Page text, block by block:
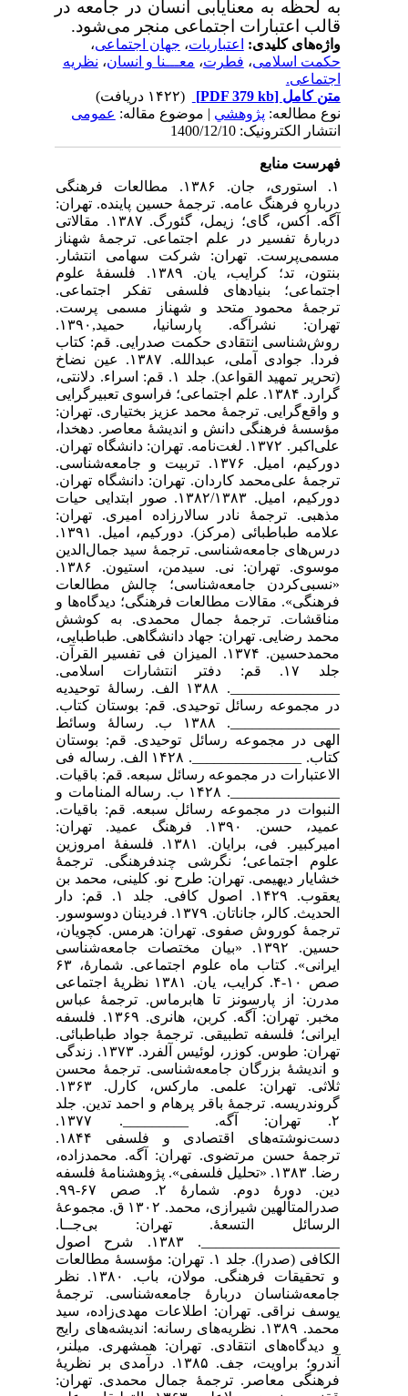
به لحظه به معنایابی انسان در جامعه در
قالب اعتبارات اجتماعی منجر می‌شود.
واژه‌های کلیدی:اعتباریات،جهان اجتماعی،
حکمت اسلامی،فطرت،معـــنا و انسان،نظریه
اجتماعی.
متن کامل[PDF 379 kb]
نوع مطالعه:پژوهشي| موضوع مقاله:عمومى
انتشار الکترونیک: 1400/12/10
فهرست منابع
۱. استوری، جان. ۱۳۸۶. مطالعات فرهنگی
درباره فرهنگ عامه. ترجمۀ حسین پاینده. تهران:
آگه. اُکس، گای؛ زیمل، گئورگ. ۱۳۸۷. مقالاتی
دربارۀ تفسیر در علم اجتماعی. ترجمۀ شهناز
مسمی‌پرست. تهران: شرکت سهامی انتشار.
بنتون، تد؛ کرایب، یان. ۱۳۸۹. فلسفۀ علوم
اجتماعی؛ بنیادهای فلسفی تفکر اجتماعی.
ترجمۀ محمود متحد و شهناز مسمی پرست.
تهران: نشرآگه. پارسانیا، حمید,۱۳۹۰.
روش‌شناسی انتقادی حکمت صدرایی. قم: کتاب
فردا. جوادی آملی، عبدالله. ۱۳۸۷. عین نضاخ
(تحریر تمهید القواعد). جلد ۱. قم: اسراء. دلانتی،
گرارد. ۱۳۸۴. علم اجتماعی؛ فراسوی تعبیرگرایی
و واقع‌گرایی. ترجمۀ محمد عزیز بختیاری. تهران:
مؤسسۀ فرهنگی دانش و اندیشۀ معاصر. دهخدا،
علی‌اکبر. ۱۳۷۲. لغت‌نامه. تهران: دانشگاه تهران.
دورکیم، امیل. ۱۳۷۶. تربیت و جامعه‌شناسی.
ترجمۀ علی‌محمد کاردان. تهران: دانشگاه تهران.
دورکیم، امیل. ۱۳۸۲/۱۳۸۳. صور ابتدایی حیات
مذهبی. ترجمۀ نادر سالارزاده امیری. تهران:
علامه طباطبائی (مرکز). دورکیم، امیل. ۱۳۹۱.
درس‌های جامعه‌شناسی. ترجمۀ سید جمال‌الدین
موسوی. تهران: نی. سیدمن، استیون. ۱۳۸۶.
«نسبی‌کردن جامعه‌شناسی؛ چالش مطالعات
فرهنگی». مقالات مطالعات فرهنگی؛ دیدگاه‌ها و
مناقشات. ترجمۀ جمال محمدی. به کوشش
محمد رضایی. تهران: جهاد دانشگاهی. طباطبایی،
محمدحسین. ۱۳۷۴. المیزان فی تفسیر القرآن.
جلد ۱۷. قم: دفتر انتشارات اسلامی.
_______________. ۱۳۸۸ الف. رسالۀ توحیدیه
در مجموعه رسائل توحیدی. قم: بوستان کتاب.
_______________. ۱۳۸۸ ب. رسالۀ وسائط
الهی در مجموعه رسائل توحیدی. قم: بوستان
کتاب. _______________. ۱۴۲۸ الف. رساله فی
الاعتبارات در مجموعه رسائل سبعه. قم: باقیات.
_______________. ۱۴۲۸ ب. رساله المنامات و
النبوات در مجموعه رسائل سبعه. قم: باقیات.
عمید، حسن. ۱۳۹۰. فرهنگ عمید. تهران:
امیرکبیر. فی، برایان. ۱۳۸۱. فلسفهٔ امروزین
علوم اجتماعی؛ نگرشی چندفرهنگی. ترجمۀ
خشایار دیهیمی. تهران: طرح نو. کلینی، محمد بن
یعقوب. ۱۴۲۹. اصول کافی. جلد ۱. قم: دار
الحدیث. کالر، جاناتان. ۱۳۷۹. فردینان دوسوسور.
ترجمۀ کوروش صفوی. تهران: هرمس. کچویان،
حسین. ۱۳۹۲. «بیان مختصات جامعه‌شناسی
ایرانی». کتاب ماه علوم اجتماعی. شمارۀ، ۶۳
صص ۱۰-۴. کرایب، یان. ۱۳۸۱ نظریۀ اجتماعی
مدرن: از پارسونز تا هابرماس. ترجمۀ عباس
مخبر. تهران: آگه. کربن، هانری. ۱۳۶۹. فلسفه
ایرانی؛ فلسفه تطبیقی. ترجمۀ جواد طباطبائی.
تهران: طوس. کوزر، لوئیس آلفرد. ۱۳۷۳. زندگی
و اندیشۀ بزرگان جامعه‌شناسی. ترجمۀ محسن
ثلاثی. تهران: علمی. مارکس، کارل. ۱۳۶۳.
گروندریسه. ترجمۀ باقر پرهام و احمد تدین. جلد
۲. تهران: آگه. _________. ۱۳۷۷.
دست‌نوشته‌های اقتصادی و فلسفی ۱۸۴۴.
ترجمۀ حسن مرتضوی. تهران: آگه. محمدزاده،
رضا. ۱۳۸۳. «تحلیل فلسفی». پژوهشنامۀ فلسفه
دین. دورۀ دوم. شمارۀ ۲. صص ۶۷-۹۹.
صدرالمتألهین شیرازی، محمد. ۱۳۰۲ ق. مجموعۀ
الرسائل التسعۀ. تهران: بی‌جــا.
___________________. ۱۳۸۳. شرح اصول
الکافی (صدرا). جلد ۱. تهران: مؤسسۀ مطالعات
و تحقیقات فرهنگی. مولان، باب. ۱۳۸۰. نظر
جامعه‌شناسان دربارۀ جامعه‌شناسی. ترجمۀ
یوسف نراقی. تهران: اطلاعات مهدی‌زاده، سید
محمد. ۱۳۸۹. نظریه‌های رسانه: اندیشه‌های رایج
و دیدگاه‌های انتقادی. تهران: همشهری. میلنر،
آندرو؛ براویت، جف. ۱۳۸۵. درآمدی بر نظریۀ
فرهنگی معاصر. ترجمۀ جمال محمدی. تهران: